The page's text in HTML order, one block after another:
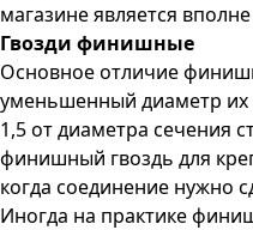
магазине является
Гвозди финишные
Основное отличие
уменьшенный диаметр их
1,5 от диаметра сечения
финишный гвоздь для
когда соединение нужно
Иногда на практике